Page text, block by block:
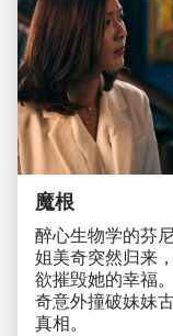
魔根
醉心生物学的芬
姐美奇突然归来
欲摧毁她的幸福
奇意外撞破妹妹
真相。